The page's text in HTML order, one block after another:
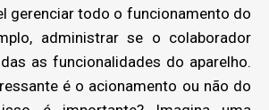
gerenciar todo o funcionamento do
administrar se o colaborador
as funcionalidades do aparelho.
é o acionamento ou não do